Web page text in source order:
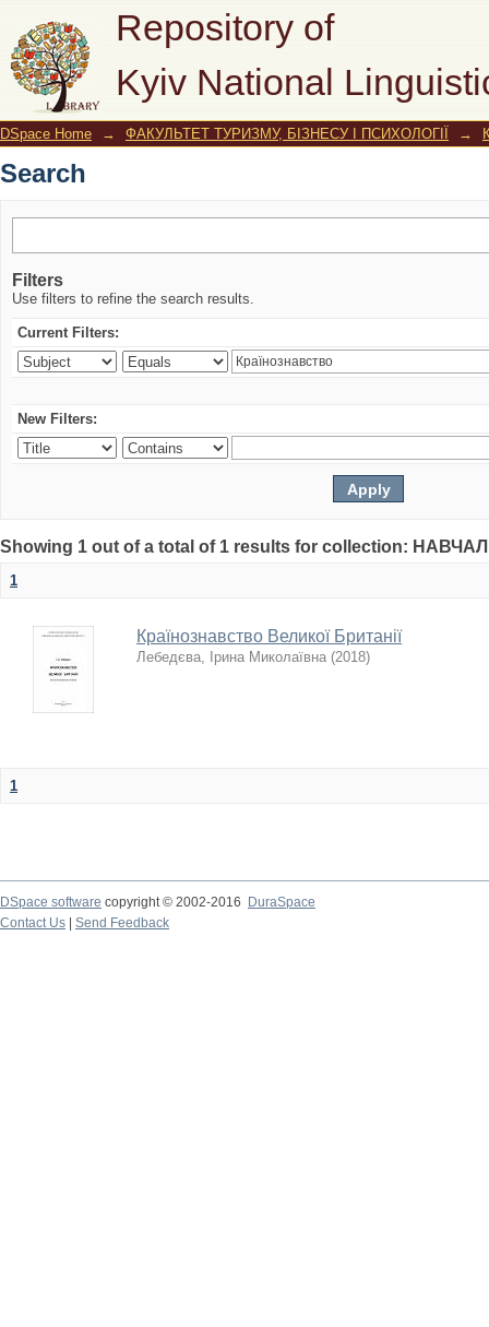
Repository of
Kyiv National
Search
DSpace Home → ФАКУЛЬТЕТ ТУРИЗМУ, БІЗНЕСУ І ПСИХОЛОГІЇ →
Search
Filters
Use filters to refine the search results.
Current Filters:
New Filters:
Showing 1 out of a total of 1 results for collection:
1
Країнознавство Великої Британії
Лебедєва, Ірина Миколаївна (2018)
1
DSpace software copyright © 2002-2016
DuraSpace
Contact Us
Send Feedback